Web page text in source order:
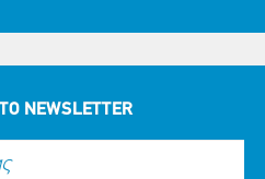
NEWSLETTER